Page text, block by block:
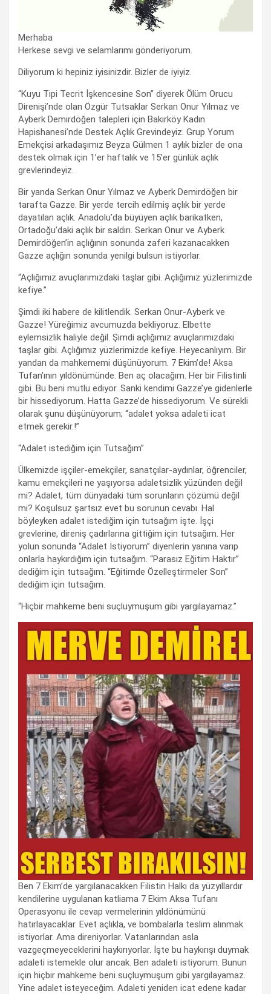
Merhaba
Herkese sevgi ve selamlarımı gönderiyorum.
Diliyorum ki hepiniz iyisinizdir. Bizler de iyiyiz.
“Kuyu Tipi Tecrit İşkencesine Son” diyerek Ölüm Orucu
Direnişi’nde olan Özgür Tutsaklar Serkan Onur Yılmaz ve
Ayberk Demirdöğen talepleri için Bakırköy Kadın
Hapishanesi’nde Destek Açlık Grevindeyiz. Grup Yorum
Emekçisi arkadaşımız Beyza Gülmen 1 aylık bizler de ona
destek olmak için 1’er haftalık ve 15’er günlük açlık
grevlerindeyiz.
Bir yanda Serkan Onur Yılmaz ve Ayberk Demirdöğen bir
tarafta Gazze. Bir yerde tercih edilmiş açlık bir yerde
dayatılan açlık. Anadolu’da büyüyen açlık barikatken,
Ortadoğu’daki açlık bir saldırı. Serkan Onur ve Ayberk
Demirdöğen’in açlığının sonunda zaferi kazanacakken
Gazze açlığın sonunda yenilgi bulsun istiyorlar.
“Açlığımız avuçlarımızdaki taşlar gibi. Açlığımız yüzlerimizde
kefiye.”
Şimdi iki habere de kilitlendik. Serkan Onur-Ayberk ve
Gazze! Yüreğimiz avcumuzda bekliyoruz. Elbette
eylemsizlik haliyle değil. Şimdi açlığımız avuçlarımızdaki
taşlar gibi. Açlığımız yüzlerimizde kefiye. Heyecanlıyım. Bir
yandan da mahkememi düşünüyorum. 7 Ekim’de! Aksa
Tufan’ının yıldönümünde. Ben aç olacağım. Her bir Filistinli
gibi. Bu beni mutlu ediyor. Sanki kendimi Gazze’ye gidenlerle
bir hissediyorum. Hatta Gazze’de hissediyorum. Ve sürekli
olarak şunu düşünüyorum; “adalet yoksa adaleti icat
etmek gerekir.!”
“Adalet istediğim için Tutsağım”
Ülkemizde işçiler-emekçiler, sanatçılar-aydınlar, öğrenciler,
kamu emekçileri ne yaşıyorsa adaletsizlik yüzünden değil
mi? Adalet, tüm dünyadaki tüm sorunların çözümü değil
mi? Koşulsuz şartsız evet bu sorunun cevabı. Hal
böyleyken adalet istediğim için tutsağım işte. İşçi
grevlerine, direniş çadırlarına gittiğim için tutsağım. Her
yolun sonunda “Adalet İstiyorum” diyenlerin yanına varıp
onlarla haykırdığım için tutsağım. “Parasız Eğitim Haktır”
dediğim için tutsağım. “Eğitimde Özelleştirmeler Son”
dediğim için tutsağım.
“Hiçbir mahkeme beni suçluymuşum gibi yargılayamaz.”
Ben 7 Ekim’de yargılanacakken Filistin Halkı da yüzyıllardır
kendilerine uygulanan katliama 7 Ekim Aksa Tufanı
Operasyonu ile cevap vermelerinin yıldönümünü
hatırlayacaklar. Evet açlıkla, ve bombalarla teslim alınmak
istiyorlar. Ama direniyorlar. Vatanlarından asla
vazgeçmeyeceklerini haykırıyorlar. İşte bu haykırışı duymak
adaleti istemekle olur ancak. Ben adaleti istiyorum. Bunun
için hiçbir mahkeme beni suçluymuşum gibi yargılayamaz.
Yine adalet isteyeceğim. Adaleti yeniden icat edene kadar